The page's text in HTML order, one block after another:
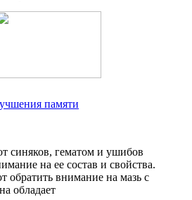
памяти
синяков, гематом и ушибов
на ее состав и свойства.
обратить внимание на мазь с
обладает